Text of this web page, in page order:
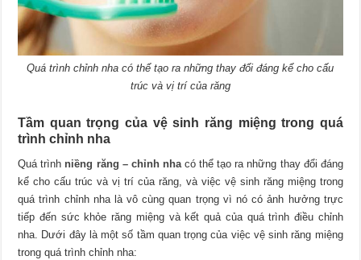
Quá trình chỉnh nha có thể tạo ra những thay đổi đáng kể cho cấu
trúc và vị trí của răng
Tầm quan trọng của vệ sinh răng miệng trong quá
trình chỉnh nha
Quá trình niềng răng – chỉnh nhacó thể tạo ra những thay đổi đáng
kể cho cấu trúc và vị trí của răng, và việc vệ sinh răng miệng trong
quá trình chỉnh nha là vô cùng quan trọng vì nó có ảnh hưởng trực
tiếp đến sức khỏe răng miệng và kết quả của quá trình điều chỉnh
nha. Dưới đây là một số tầm quan trọng của việc vệ sinh răng miệng
trong quá trình chỉnh nha: